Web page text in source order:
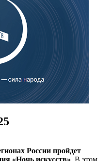
России пройдет
«Ночь искусств». В этом